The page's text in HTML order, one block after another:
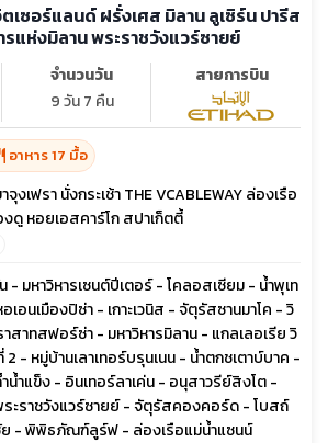
เซอร์แลนด์ ฝรั่งเศส มิลาน ลูเซิร์น ปารีส
รแห่งมิลาน พระราชวังแวร์ซายย์
จำนวนวัน
9 วัน 7 คืน
สายการบิน
อาหาร 17 มื้อ
งเฟรา นั่งกระเช้า THE VCABLEWAY ล่องเรือ
งดู หอยเอสคาร์โก สปาเก็ตตี้
- มหาวิหารเซนต์ปีเตอร์ - โคลอสเซียม - น้ำพุเท
เอนเมืองปิซ่า - เกาะเวนิส - จัตุรัสซานมาโค - วิ
สาทสฟอร์ซ่า - มหาวิหารมิลาน - แกลเลอเรีย วิ
2 - หมู่บ้านเลาเทอร์บรุนเนน - น้ำตกชเตาบ์บาค -
น้ำแข็ง - อินเทอร์ลาเค่น - อนุสาวรีย์สิงโต -
ระราชวังแวร์ซายย์ - จัตุรัสคองคอร์ด - โบสถ์
- พิพิธภัณฑ์ลูร์ฟ - ล่องเรือแม่น้ำแซนน์